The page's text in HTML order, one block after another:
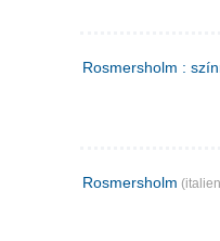
Rosmersholm :
Rosmersholm